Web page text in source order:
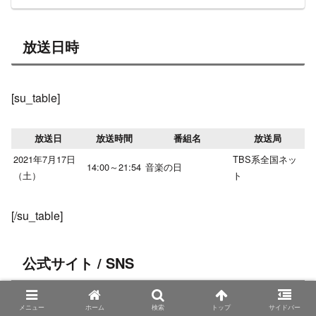
放送日時
[su_table]
放送日 放送時間 番組名 放送局
2021年7月17日
（土）
14:00～21:54 音楽の日
TBS系全国ネッ
ト
[/su_table]
公式サイト / SNS
メニュー ホーム 検索 トップ サイドバー